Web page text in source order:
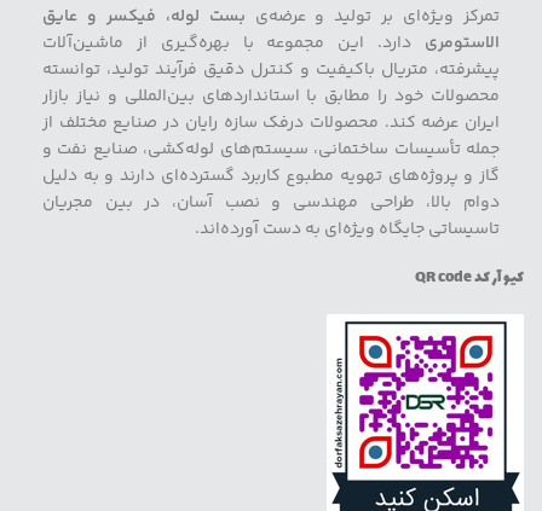
تمرکز ویژه‌ای بر تولید و عرضه‌ی بست لوله، فیکسر و عایق
الاستومری دارد. این مجموعه با بهره‌گیری از ماشین‌آلات
پیشرفته، متریال باکیفیت و کنترل دقیق فرآیند تولید، توانسته
محصولات خود را مطابق با استانداردهای بین‌المللی و نیاز بازار
ایران عرضه کند. محصولات درفک سازه رایان در صنایع مختلف از
جمله تأسیسات ساختمانی، سیستم‌های لوله‌کشی، صنایع نفت و
گاز و پروژه‌های تهویه مطبوع کاربرد گسترده‌ای دارند و به دلیل
دوام بالا، طراحی مهندسی و نصب آسان، در بین مجریان
تاسیساتی جایگاه ویژه‌ای به دست آورده‌اند.
کیو آر کد QR code